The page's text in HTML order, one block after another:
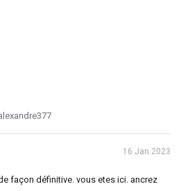
16 Jan 2023
façon définitive. vous etes ici. ancrez